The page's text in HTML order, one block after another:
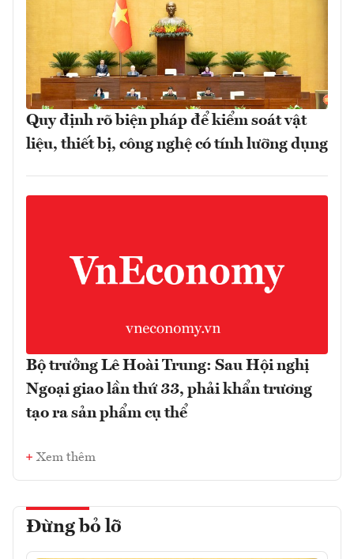
Quy định rõ biện pháp để kiểm soát vật
liệu, thiết bị, công nghệ có tính lưỡng dụng
Bộ trưởng Lê Hoài Trung: Sau Hội nghị
Ngoại giao lần thứ 33, phải khẩn trương
tạo ra sản phẩm cụ thể
Xem thêm
Đừng bỏ lỡ